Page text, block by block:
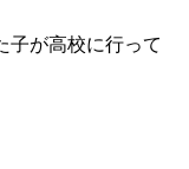
子が高校に行って